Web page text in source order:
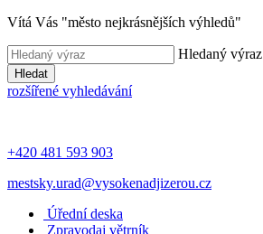
Vítá Vás "město nejkrásnějších výhledů"
Hledaný výraz
Hledat
rozšířené vyhledávání
+420 481 593 903
mestsky.urad@vysokenadjizerou.cz
Úřední deska
Zpravodaj větrník